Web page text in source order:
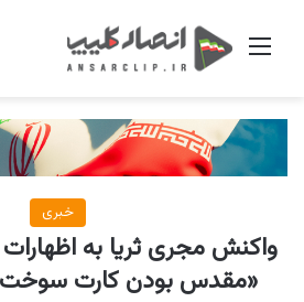
منو
خبری
واکنش مجری ثریا به
«مقدس بودن کارت سوخت